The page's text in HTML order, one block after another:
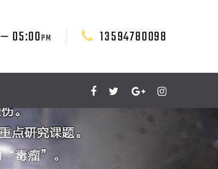
— 05:00PM 13594780098